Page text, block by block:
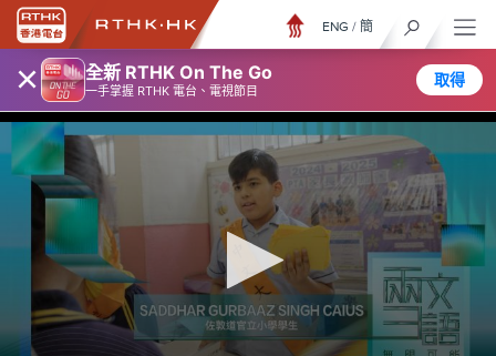
× 全新 RTHK On The Go
一手掌握 RTHK 電台、電視節目
取得
ENG / 簡